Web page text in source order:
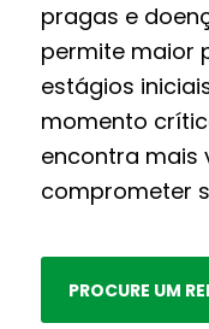
pragas e
permite maior
estágios
momento
encontra mais
comprometer
PROCURE UM